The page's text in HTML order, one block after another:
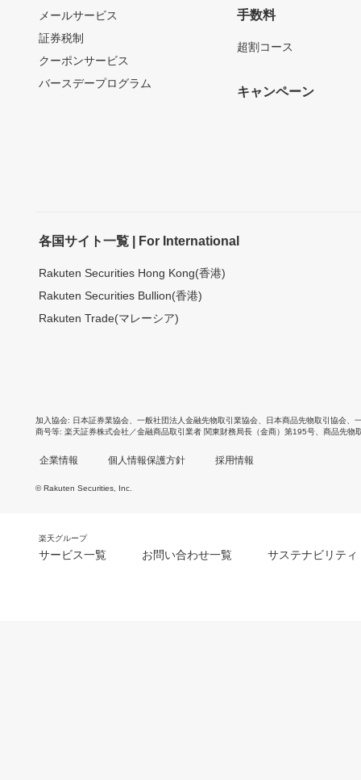
メールサービス
証券税制
クーポンサービス
バースデープログラム
手数料
超割コース
キャンペーン
各国サイト一覧 | For International
Rakuten Securities Hong Kong(香港)
Rakuten Securities Bullion(香港)
Rakuten Trade(マレーシア)
加入協会 日本証券業協会 一般社団法人金融先物取引業協会 日本商品先物取引協会
商号等 楽天証券株式会社／金融商品取引業者 関東財務局長（金商）第195号、商品先物
企業情報 個人情報保護方針 採用情報
© Rakuten Securities, Inc.
楽天グループ
サービス一覧 お問い合わせ一覧 サステナビリティ